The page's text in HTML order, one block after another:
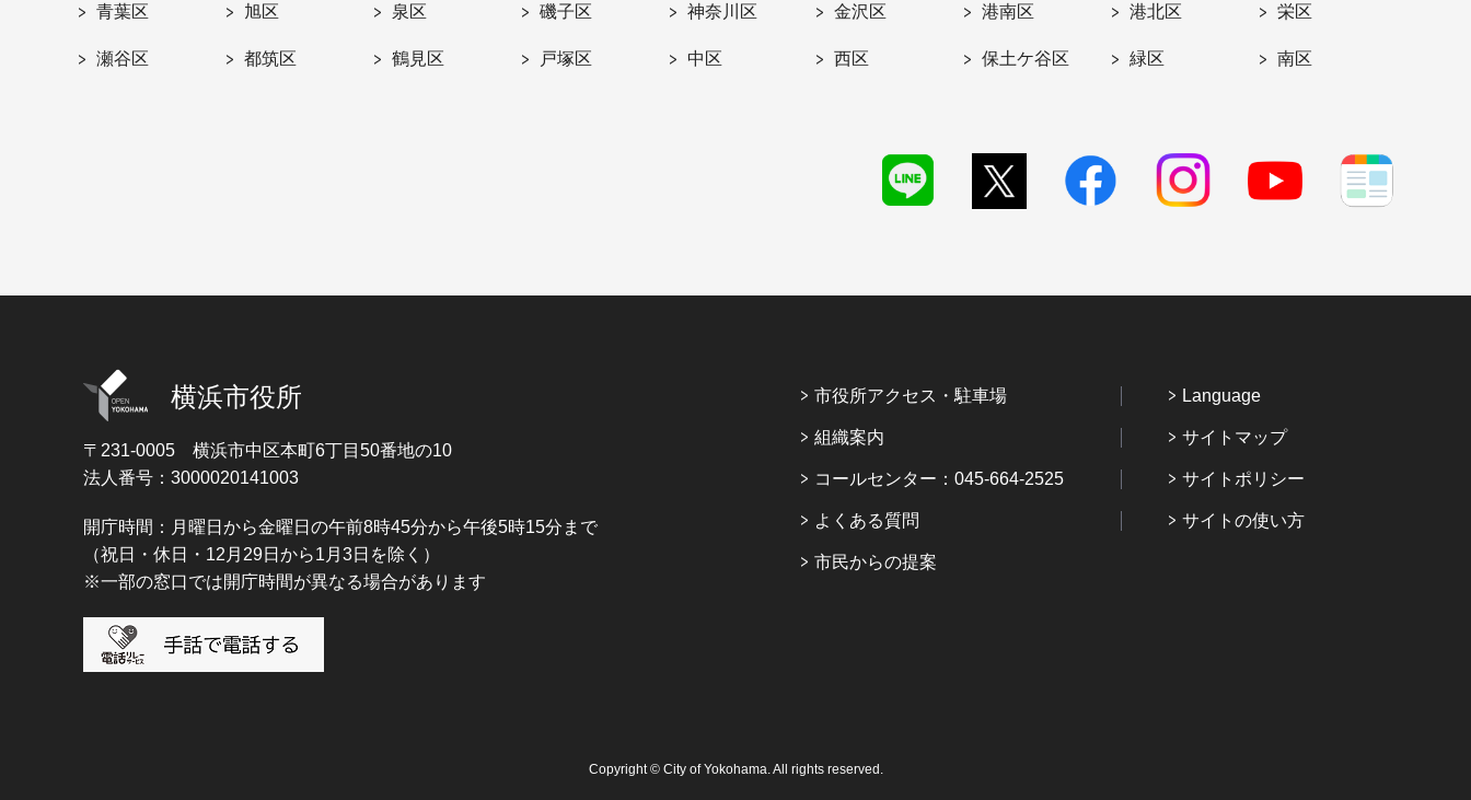
青葉区 旭区 泉区 磯子区 神奈川区 金沢区 港南区 港北区 栄区
瀬谷区 都筑区 鶴見区 戸塚区 中区 西区 保土ケ谷区 緑区 南区
横浜市役所
〒231-0005 横浜市中区本町6丁目50番地の10
法人番号：3000020141003
開庁時間：月曜日から金曜日の午前8時45分から午後5時15分まで
（祝日・休日・12月29日から1月3日を除く）
※一部の窓口では開庁時間が異なる場合があります
市役所アクセス・駐車場
組織案内
コールセンター：045-664-2525
よくある質問
市民からの提案
Language
サイトマップ
サイトポリシー
サイトの使い方
Copyright © City of Yokohama. All rights reserved.